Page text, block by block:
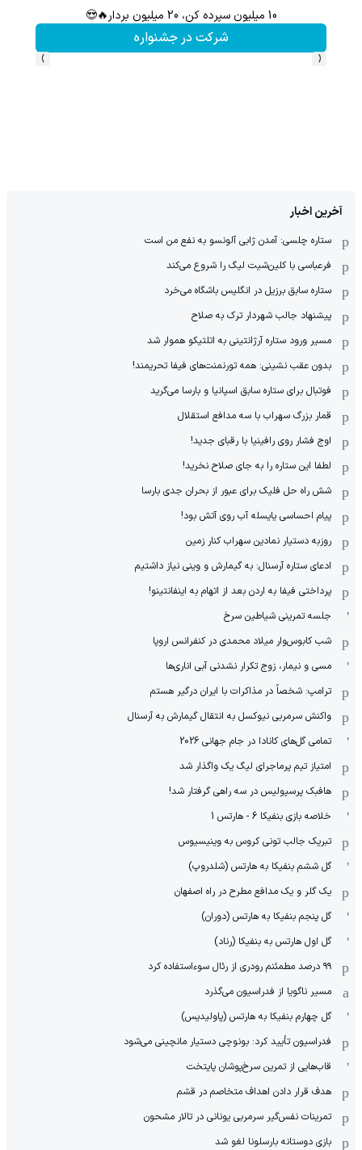
10 میلیون سپرده کن، 20 میلیون بردار🔥😍
شرکت در جشنواره
‹
›
آخرین اخبار
ستاره چلسی: آمدن ژابی آلونسو به نفع من است
فرعباسی با کلین‌شیت لیگ را شروع می‌کند
ستاره سابق برزیل در انگلیس باشگاه می‌خرد
پیشنهاد جالب شهردار ترک به صلاح
مسیر ورود ستاره آرژانتینی به اتلتیکو هموار شد
بدون عقب نشینی: همه تورنمنت‌های فیفا تحریمند!
فوتبال برای ستاره سابق اسپانیا و بارسا می‌گرید
قمار بزرگ سهراب با سه مدافع استقلال
اوج فشار روی رافینیا با رقبای جدید!
لطفا این ستاره را به جای صلاح نخرید!
شش راه حل فلیک برای عبور از بحران جدی بارسا
پیام احساسی یایسله آب روی آتش بود!
روزبه دستیار نمادین سهراب کنار زمین
ادعای ستاره آرسنال: به گیمارش و وینی نیاز داشتیم
پرداختی فیفا به اردن بعد از اتهام به اینفانتینو!
جلسه تمرینی شیاطین سرخ
شب کابوس‌وار میلاد محمدی در کنفرانس اروپا
مسی و نیمار، زوج تکرار نشدنی آبی اناری‌ها
ترامپ: شخصاً در مذاکرات با ایران درگیر هستم
واکنش سرمربی نیوکسل به انتقال گیمارش به آرسنال
تمامی گل‌های کانادا در جام جهانی 2026
امتیاز تیم پرماجرای لیگ یک واگذار شد
هافبک پرسپولیس در سه راهی گرفتار شد!
خلاصه بازی بنفیکا 6 - هارتس 1
تبریک جالب تونی کروس به وینیسیوس
گل ششم بنفیکا به هارتس (شلدروپ)
یک گلر و یک مدافع مطرح در راه اصفهان
گل پنجم بنفیکا به هارتس (دوران)
گل اول هارتس به بنفیکا (رناد)
۹۹ درصد مطمئنم رودری از رئال سوءاستفاده کرد
مسیر ناگویا از فدراسیون می‌گذرد
گل چهارم بنفیکا به هارتس (پاولیدیس)
فدراسیون تأیید کرد: بونوچی دستیار مانچینی می‌شود
قاب‌هایی از تمرین سرخ‌پوشان پایتخت
هدف قرار دادن اهداف متخاصم در قشم
‏تمرینات نفس‌گیر سرمربی یونانی در تالار مشحون
بازی دوستانه بارسلونا لغو شد